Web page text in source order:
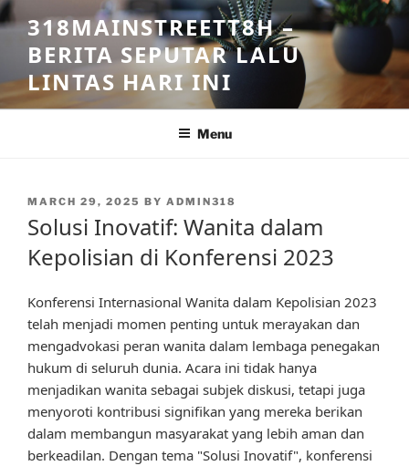
Skip
to
content
318MAINSTREETT8H –
BERITA SEPUTAR LALU
LINTAS HARI INI
Menu
POSTED
MARCH 29, 2025 BY ADMIN318
Solusi Inovatif: Wanita dalam
Kepolisian di Konferensi 2023
Konferensi Internasional Wanita dalam Kepolisian 2023
telah menjadi momen penting untuk merayakan dan
mengadvokasi peran wanita dalam lembaga penegakan
hukum di seluruh dunia. Acara ini tidak hanya
menjadikan wanita sebagai subjek diskusi, tetapi juga
menyoroti kontribusi signifikan yang mereka berikan
dalam membangun masyarakat yang lebih aman dan
berkeadilan. Dengan tema "Solusi Inovatif", konferensi